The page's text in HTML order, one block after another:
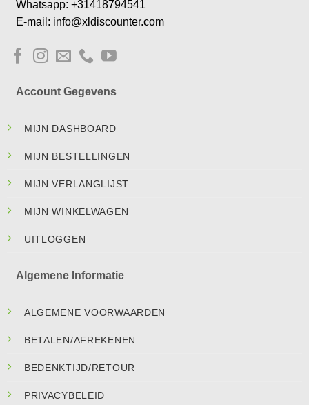
Whatsapp: +31418794541
E-mail: info@xldiscounter.com
Account Gegevens
MIJN DASHBOARD
MIJN BESTELLINGEN
MIJN VERLANGLIJST
MIJN WINKELWAGEN
UITLOGGEN
Algemene Informatie
ALGEMENE VOORWAARDEN
BETALEN/AFREKENEN
BEDENKTIJD/RETOUR
PRIVACYBELEID